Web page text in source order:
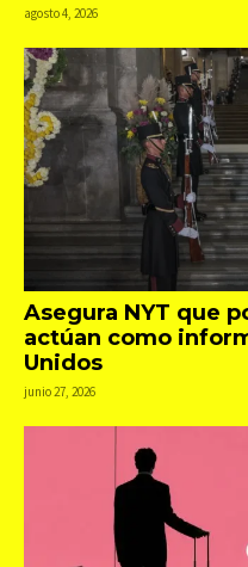
agosto 4, 2026
Asegura NYT que
actúan como
Unidos
junio 27, 2026